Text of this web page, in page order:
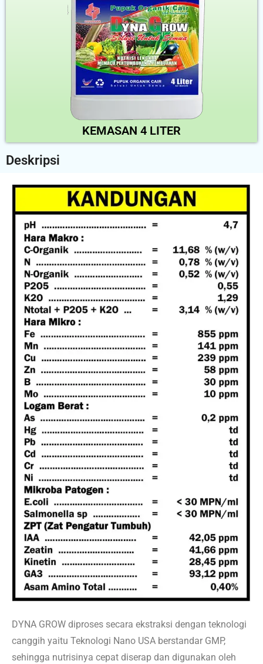
KEMASAN 4 LITER
Deskripsi
DYNA GROW diproses secara ekstraksi dengan teknologi
canggih yaitu Teknologi Nano USA berstandar GMP,
sehingga nutrisinya cepat diserap dan digunakan oleh